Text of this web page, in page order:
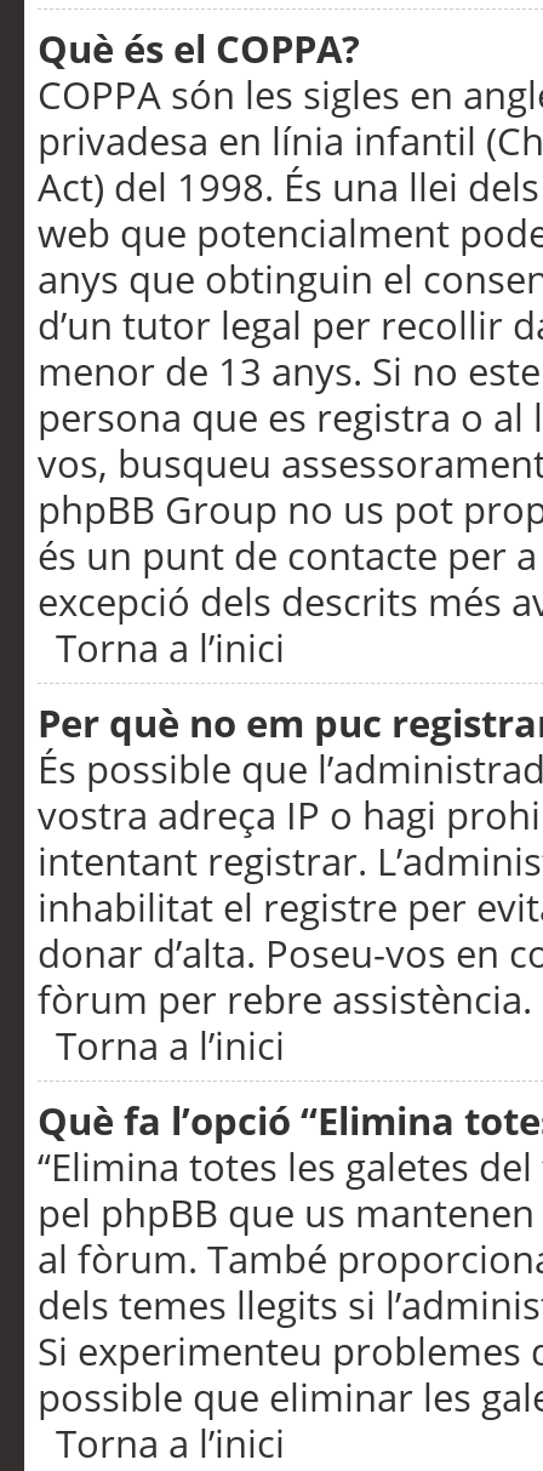
Què és el COPPA?
COPPA són les sigles en
privadesa en línia infantil
Act) del 1998. És una llei
web que potencialment
anys que obtinguin el
d’un tutor legal per recollir
menor de 13 anys. Si no
persona que es registra o
vos, busqueu
phpBB Group no us pot
és un punt de contacte per
excepció dels descrits més
Torna a l’inici
Per què no em puc
És possible que
vostra adreça IP o hagi
intentant registrar.
inhabilitat el registre per
donar d’alta. Poseu-vos en
fòrum per rebre assistència.
Torna a l’inici
Què fa l’opció “Elimina
“Elimina totes les galetes
pel phpBB que us
al fòrum. També
dels temes llegits si
Si experimenteu problemes
possible que eliminar les
Torna a l’inici